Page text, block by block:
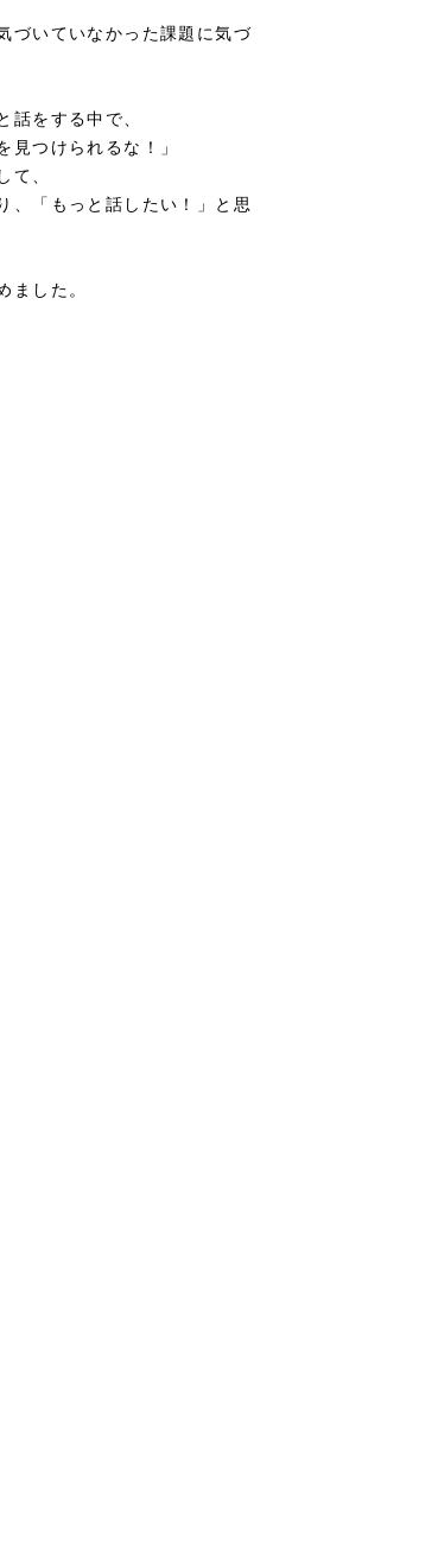
づいていなかった課題に気づ
話をする中で、
見つけられるな！」
て、
、「もっと話したい！」と思
ました。